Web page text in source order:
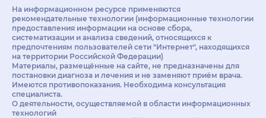
На информационном ресурсе применяются
рекомендательные технологии (информационные технологии
предоставления информации на основе сбора,
систематизации и анализа сведений, относящихся к
предпочтениям пользователей сети "Интернет", находящихся
на территории Российской Федерации)
Материалы, размещённые на сайте, не предназначены для
постановки диагноза и лечения и не заменяют приём врача.
Имеются противопоказания. Необходима консультация
специалиста.
О деятельности, осуществляемой в области информационных
технологий